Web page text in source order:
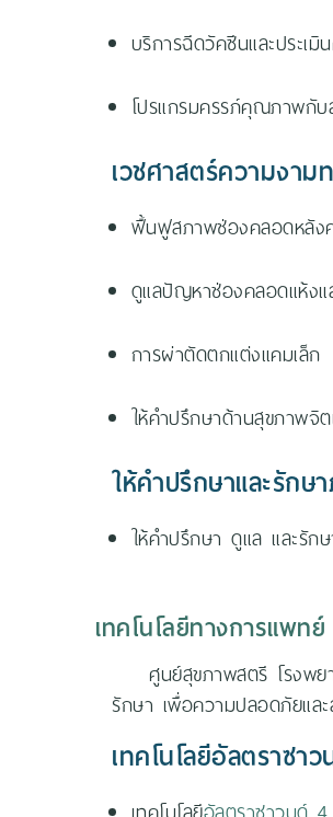
บริการฉีดวัคซีนและประเ
โปรแกรมครรภ์คุณภาพกั
เวชศาสตร์ความงาม
ฟื้นฟูสภาพช่องคลอดหลัง
ดูแลปัญหาช่องคลอดแห้ง
การผ่าตัดตกแต่งแคมเล็ก
ให้คำปรึกษาด้านสุขภาพจิ
ให้คำปรึกษาและรัก
ให้คำปรึกษา ดูแล และรัก
เทคโนโลยีทางการแพทย์
ศูนย์สุขภาพสตรี โรงพย
รักษา เพื่อความปลอดภัยแ
เทคโนโลยีอัลตราซ